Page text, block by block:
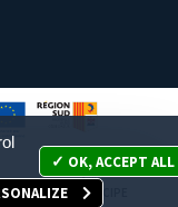
JE PARTICIPE
OK, ACCEPT ALL